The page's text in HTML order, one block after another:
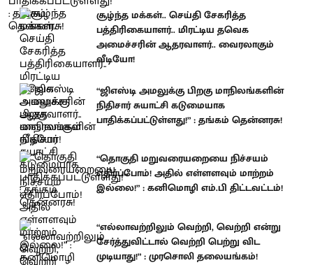
சூழ்ந்த மக்கள்.. செய்தி சேகரித்த
பத்திரிகையாளர்.. மிரட்டிய தவெக
அமைச்சரின் ஆதரவாளர்.. வைரலாகும்
வீடியோ!
“ஜிஎஸ்டி அமலுக்கு பிறகு மாநிலங்களின்
நிதிசார் சுயாட்சி கடுமையாக
பாதிக்கப்பட்டுள்ளது!” : தங்கம் தென்னரசு!
“தொகுதி மறுவரையறையை நிச்சயம்
எதிர்ப்போம்! அதில் எள்ளளவும் மாற்றம்
இல்லை!” : கனிமொழி எம்.பி திட்டவட்டம்!
“எல்லாவற்றிலும் வெற்றி, வெற்றி என்று
சேர்த்துவிட்டால் வெற்றி பெற்று விட
முடியாது!” : முரசொலி தலையங்கம்!